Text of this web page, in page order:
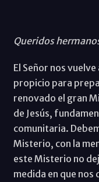
Queridos
El Señor nos
propicio para
renovado el gran
de Jesús,
comunitaria.
Misterio, con la
este Misterio no
medida en que